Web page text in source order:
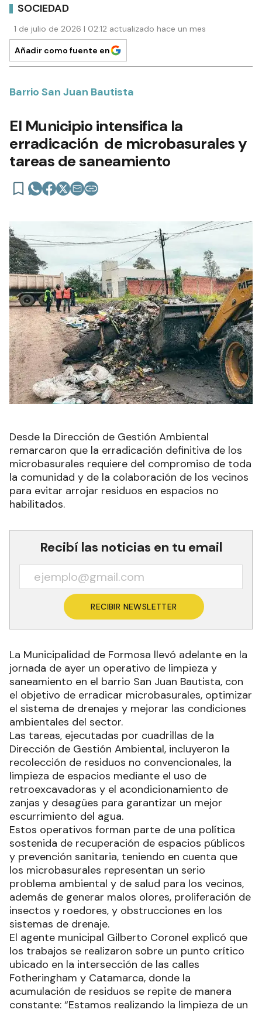
SOCIEDAD
1 de julio de 2026 | 02:12 actualizado hace un mes
Añadir como fuente en
Barrio San Juan Bautista
El Municipio intensifica la
erradicación de microbasurales y
tareas de saneamiento
Desde la Dirección de Gestión Ambiental
remarcaron que la erradicación definitiva de los
microbasurales requiere del compromiso de toda
la comunidad y de la colaboración de los vecinos
para evitar arrojar residuos en espacios no
habilitados.
Recibí las noticias en tu email
RECIBIR NEWSLETTER
La Municipalidad de Formosa llevó adelante en la
jornada de ayer un operativo de limpieza y
saneamiento en el barrio San Juan Bautista, con
el objetivo de erradicar microbasurales, optimizar
el sistema de drenajes y mejorar las condiciones
ambientales del sector.
Las tareas, ejecutadas por cuadrillas de la
Dirección de Gestión Ambiental, incluyeron la
recolección de residuos no convencionales, la
limpieza de espacios mediante el uso de
retroexcavadoras y el acondicionamiento de
zanjas y desagües para garantizar un mejor
escurrimiento del agua.
Estos operativos forman parte de una política
sostenida de recuperación de espacios públicos
y prevención sanitaria, teniendo en cuenta que
los microbasurales representan un serio
problema ambiental y de salud para los vecinos,
además de generar malos olores, proliferación de
insectos y roedores, y obstrucciones en los
sistemas de drenaje.
El agente municipal Gilberto Coronel explicó que
los trabajos se realizaron sobre un punto crítico
ubicado en la intersección de las calles
Fotheringham y Catamarca, donde la
acumulación de residuos se repite de manera
constante: “Estamos realizando la limpieza de un